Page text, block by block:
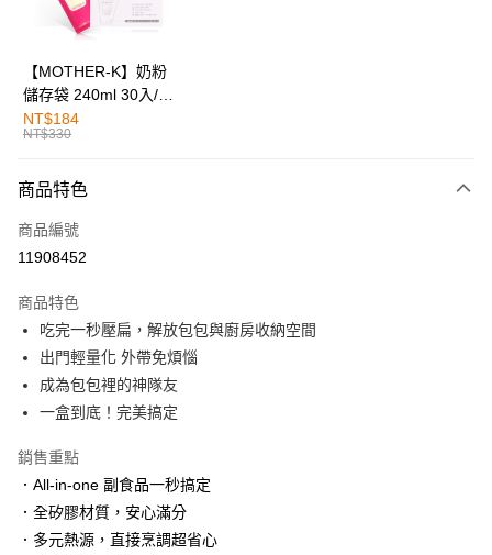
AFTEE先享後付
相關說明
便利好安心！
２．便利：只要手機號碼，簡訊認證，即可結帳。
３．安心：先確認商品／服務後，再付款。
【「AFTEE先享後付」結帳流程】
１．於結帳方式選擇「AFTEE先享後付」後，將跳轉至「AFTEE先享後付」
結帳頁面，進行簡訊認證並確認金額後，即可完成結帳。
２．訂單成立數日內，您將收到繳費通知簡訊。
ATM／網路銀行／等多元方式進行付款，方視為交易完成。
※ 請注意：結帳手續完成當下不需立刻繳費，但若您需要取消訂單，請聯絡
後付繳納相關費用。
※ 交易是否成功請以「AFTEE先享後付 」之結帳頁面顯示為準，若有關於
是否繳費成功／繳費後需取消欲退款等相關疑問，請聯繫「AFTEE先享後付
客戶支援中心」https://netprotections.freshdesk.com/support/home
【注意事項】
運送方式
付款後全家取貨
每筆NT$80，滿NT$799(含以上)免運費
每筆NT$80，滿NT$999(含以上)免運費
宅配
每筆NT$100，滿NT$999(含以上)免運費
【MOTHER-K】奶粉
儲存袋 240ml 30入/90
入
NT$184
NT$330
商品特色
商品編號
11908452
商品特色
吃完一秒壓扁，解放包包與廚房收納空間
出門輕量化 外帶免煩惱
成為包包裡的神隊友
一盒到底！完美搞定
銷售重點
．All-in-one 副食品一秒搞定
．全矽膠材質，安心滿分
．多元熱源，直接烹調超省心